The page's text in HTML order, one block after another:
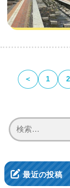
＜ 1 2
最近の投稿